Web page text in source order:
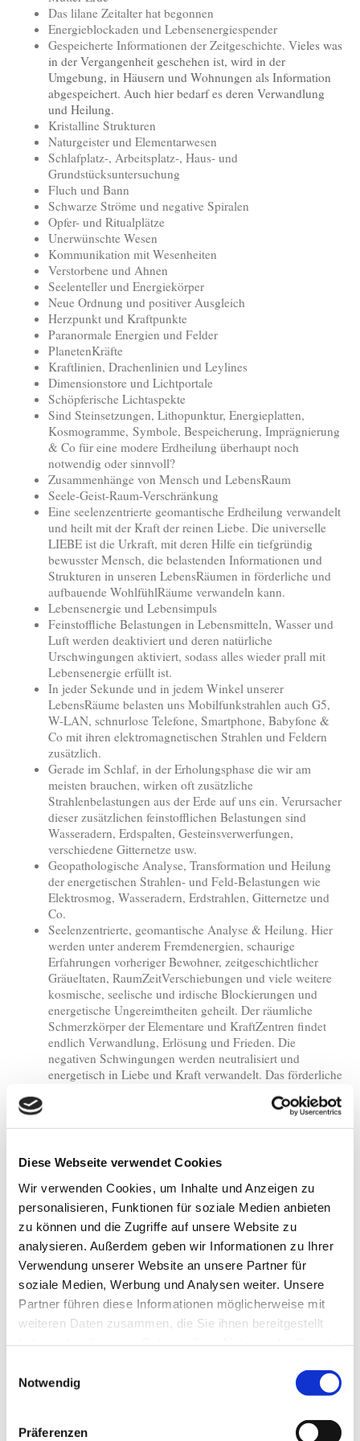
Diese Webseite verwendet Cookies
Wir verwenden Cookies, um Inhalte und Anzeigen zu
personalisieren, Funktionen für soziale Medien anbieten
zu können und die Zugriffe auf unsere Website zu
analysieren. Außerdem geben wir Informationen zu Ihrer
Verwendung unserer Website an unsere Partner für
soziale Medien, Werbung und Analysen weiter. Unsere
Partner führen diese Informationen möglicherweise mit
weiteren Daten zusammen, die Sie ihnen bereitgestellt
Notwendig
Präferenzen
Das lilane Zeitalter hat begonnen
Energieblockaden und Lebensenergiespender
Gespeicherte Informationen der Zeitgeschichte. Vieles was
in der Vergangenheit geschehen ist, wird in der
Umgebung, in Häusern und Wohnungen als Information
abgespeichert. Auch hier bedarf es deren Verwandlung
und Heilung.
Kristalline Strukturen
Naturgeister und Elementarwesen
Schlafplatz-, Arbeitsplatz-, Haus- und
Grundstücksuntersuchung
Fluch und Bann
Schwarze Ströme und negative Spiralen
Opfer- und Ritualplätze
Unerwünschte Wesen
Kommunikation mit Wesenheiten
Verstorbene und Ahnen
Seelenteller und Energiekörper
Neue Ordnung und positiver Ausgleich
Herzpunkt und Kraftpunkte
Paranormale Energien und Felder
PlanetenKräfte
Kraftlinien, Drachenlinien und Leylines
Dimensionstore und Lichtportale
Schöpferische Lichtaspekte
Sind Steinsetzungen, Lithopunktur, Energieplatten,
Kosmogramme, Symbole, Bespeicherung, Imprägnierung
& Co für eine modere Erdheilung überhaupt noch
notwendig oder sinnvoll?
Zusammenhänge von Mensch und LebensRaum
Seele-Geist-Raum-Verschränkung
Eine seelenzentrierte geomantische Erdheilung verwandelt
und heilt mit der Kraft der reinen Liebe. Die universelle
LIEBE ist die Urkraft, mit deren Hilfe ein tiefgründig
bewusster Mensch, die belastenden Informationen und
Strukturen in unseren LebensRäumen in förderliche und
aufbauende WohlfühlRäume verwandeln kann.
Lebensenergie und Lebensimpuls
Feinstoffliche Belastungen in Lebensmitteln, Wasser und
Luft werden deaktiviert und deren natürliche
Urschwingungen aktiviert, sodass alles wieder prall mit
Lebensenergie erfüllt ist.
In jeder Sekunde und in jedem Winkel unserer
LebensRäume belasten uns Mobilfunkstrahlen auch G5,
W-LAN, schnurlose Telefone, Smartphone, Babyfone &
Co mit ihren elektromagnetischen Strahlen und Feldern
zusätzlich.
Gerade im Schlaf, in der Erholungsphase die wir am
meisten brauchen, wirken oft zusätzliche
Strahlenbelastungen aus der Erde auf uns ein. Verursacher
dieser zusätzlichen feinstofflichen Belastungen sind
Wasseradern, Erdspalten, Gesteinsverwerfungen,
verschiedene Gitternetze usw.
Geopathologische Analyse, Transformation und Heilung
der energetischen Strahlen- und Feld-Belastungen wie
Elektrosmog, Wasseradern, Erdstrahlen, Gitternetze und
Co.
Seelenzentrierte, geomantische Analyse & Heilung. Hier
werden unter anderem Fremdenergien, schaurige
Erfahrungen vorheriger Bewohner, zeitgeschichtlicher
Gräueltaten, RaumZeitVerschiebungen und viele weitere
kosmische, seelische und irdische Blockierungen und
energetische Ungereimtheiten geheilt. Der räumliche
Schmerzkörper der Elementare und KraftZentren findet
endlich Verwandlung, Erlösung und Frieden. Die
negativen Schwingungen werden neutralisiert und
energetisch in Liebe und Kraft verwandelt. Das förderliche
Seelenzentrierte, geomantische Feng Shui Analyse &
Raumpsychologie (seelenzentriertes Feng Shui) analysiert
und gelöst wird. Die seelenzentrierte Geomantie erlöst uns
aus den engen Form-, Farb- und Richtungsvorgaben des
klassischen Feng Shui.Hier gibt es nur noch Lösungen,
die tragende Kraft dafür ist die Magie des Lebens.
Gutes Chi und Chi Fluss
Yin und Yang
Formenschule
Förderlicher Schlafplatz
Förderlicher Arbeitsplatz
Möblierung und Pflanzen
5 Elemente und ihre Kreisläufe
Formen, Symbole und Muster
Förderlicher Farbenausgleich
Bagua Bereiche in Wohnung, Haus und Grundstück
Grundriss und Fehlbereichsausgleich